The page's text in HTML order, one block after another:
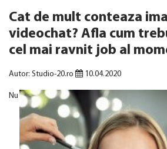
Cat de mult conteaza
videochat? Afla cum
cel mai ravnit job al
Autor: Studio-20.ro 10.04.2020
Nu